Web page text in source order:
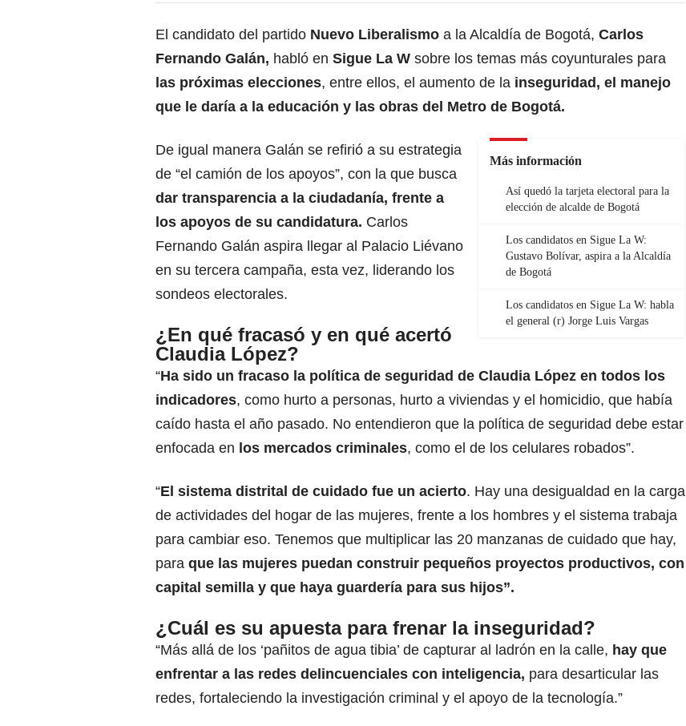
El candidato del partido Nuevo Liberalismo a la Alcaldía de Bogotá, Carlos
Fernando Galán, habló en Sigue La W sobre los temas más coyunturales para
las próximas elecciones, entre ellos, el aumento de la inseguridad, el manejo
que le daría a la educación y las obras del Metro de Bogotá.
Más información
Así quedó la tarjeta electoral para la
elección de alcalde de Bogotá
Los candidatos en Sigue La W:
Gustavo Bolívar, aspira a la Alcaldía
de Bogotá
Los candidatos en Sigue La W: habla
el general (r) Jorge Luis Vargas
De igual manera Galán se refirió a su estrategia
de “el camión de los apoyos”, con la que busca
dar transparencia a la ciudadanía, frente a
los apoyos de su candidatura. Carlos
Fernando Galán aspira llegar al Palacio Liévano
en su tercera campaña, esta vez, liderando los
sondeos electorales.
¿En qué fracasó y en qué acertó
Claudia López?
“Ha sido un fracaso la política de seguridad de Claudia López en todos los
indicadores, como hurto a personas, hurto a viviendas y el homicidio, que había
caído hasta el año pasado. No entendieron que la política de seguridad debe estar
enfocada en los mercados criminales, como el de los celulares robados”.
“El sistema distrital de cuidado fue un acierto. Hay una desigualdad en la carga
de actividades del hogar de las mujeres, frente a los hombres y el sistema trabaja
para cambiar eso. Tenemos que multiplicar las 20 manzanas de cuidado que hay,
para que las mujeres puedan construir pequeños proyectos productivos, con
capital semilla y que haya guardería para sus hijos”.
¿Cuál es su apuesta para frenar la inseguridad?
“Más allá de los ‘pañitos de agua tibia’ de capturar al ladrón en la calle, hay que
enfrentar a las redes delincuenciales con inteligencia, para desarticular las
redes, fortaleciendo la investigación criminal y el apoyo de la tecnología.”